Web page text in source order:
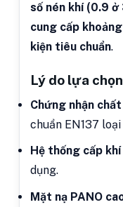
số nén khí (0.9
cung cấp
kiện tiêu chuẩn.
Lý do lựa
Chứng nhận
chuẩn EN137 loại
Hệ thống cấp
dụng.
Mặt nạ PANO